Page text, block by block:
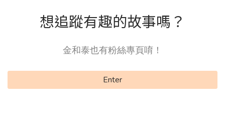
想追蹤有趣的故事嗎？
金和泰也有粉絲專頁唷！
Enter